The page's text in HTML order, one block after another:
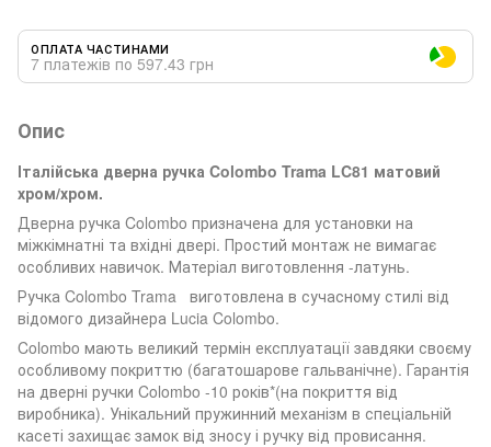
ОПЛАТА ЧАСТИНАМИ
7 платежів по 597.43 грн
Опис
Італійська дверна ручка Colombo Trama LC81 матовий
хром/хром.
Дверна ручка Colombo призначена для установки на
міжкімнатні та вхідні двері. Простий монтаж не вимагає
особливих навичок. Матеріал виготовлення -латунь.
Ручка Colombo Trama виготовлена ​​в сучасному стилі від
відомого дизайнера Lucia Colombo.
Colombo мають великий термін експлуатації завдяки своєму
особливому покриттю (багатошарове гальванічне). Гарантія
на дверні ручки Colombo -10 років*(на покриття від
виробника). Унікальний пружинний механізм в спеціальній
касеті захищає замок від зносу і ручку від провисання.